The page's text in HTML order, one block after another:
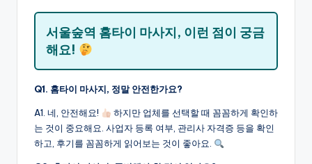
서울숲역 홈타이 마사지, 이런 점이 궁금
해요!
Q1. 홈타이 마사지, 정말 안전한가요?
A1. 네, 안전해요!
하지만 업체를 선택할 때 꼼꼼하게 확인하
는 것이 중요해요. 사업자 등록 여부, 관리사 자격증 등을 확인
하고, 후기를 꼼꼼하게 읽어보는 것이 좋아요.